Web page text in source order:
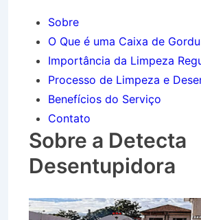
Sobre
O Que é uma Caixa de
Importância da Limpeza
Processo de Limpeza e
Benefícios do Serviço
Contato
Sobre a Detecta
Desentupidora